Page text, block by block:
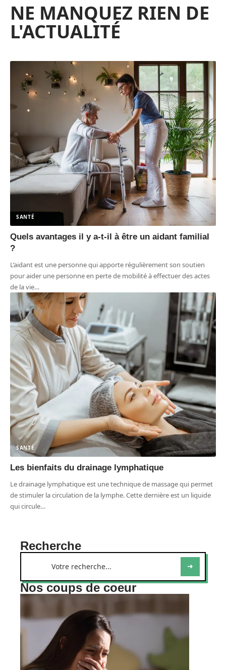
NE MANQUEZ RIEN DE
L'ACTUALITÉ
SANTÉ
Quels avantages il y a-t-il à être un aidant familial
?
L’aidant est une personne qui apporte régulièrement son soutien
pour aider une personne en perte de mobilité à effectuer des actes
de la vie…
SANTÉ
Les bienfaits du drainage lymphatique
Le drainage lymphatique est une technique de massage qui permet
de stimuler la circulation de la lymphe. Cette dernière est un liquide
qui circule…
Recherche
Nos coups de coeur